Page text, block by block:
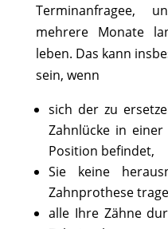
Terminanfragee,
mehrere Monate
leben. Das kann
sein, wenn
sich der zu
Zahnlücke in
Position befindet,
Sie keine
Zahnprothese
alle Ihre Zähne